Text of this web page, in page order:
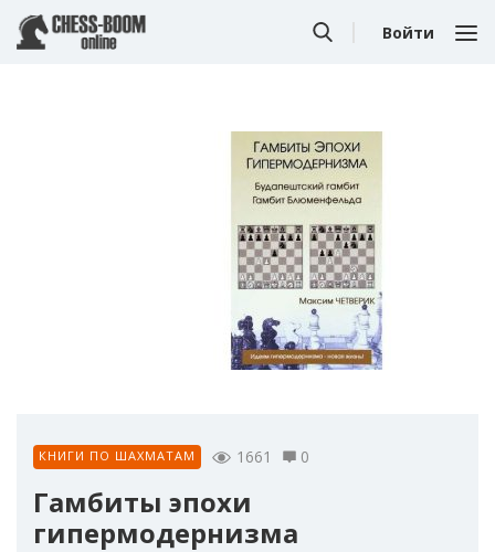
Войти
КНИГИ ПО ШАХМАТАМ 1661 0
Гамбиты эпохи
гипермодернизма